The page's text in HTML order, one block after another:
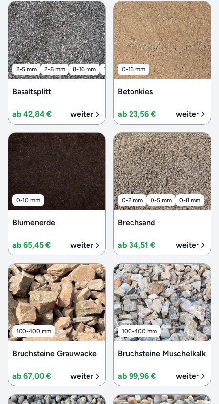
2-5 mm 2-8 mm 8-16 mm 16-32 mm 32-56 mm
Basaltsplitt
ab 42,84 € weiter
0-16 mm
Betonkies
ab 23,56 € weiter
0-10 mm
Blumenerde
ab 65,45 € weiter
0-2 mm 0-5 mm 0-8 mm
Brechsand
ab 34,51 € weiter
100-400 mm
Bruchsteine Grauwacke
ab 67,00 € weiter
100-400 mm
Bruchsteine Muschelkalk
ab 99,96 € weiter